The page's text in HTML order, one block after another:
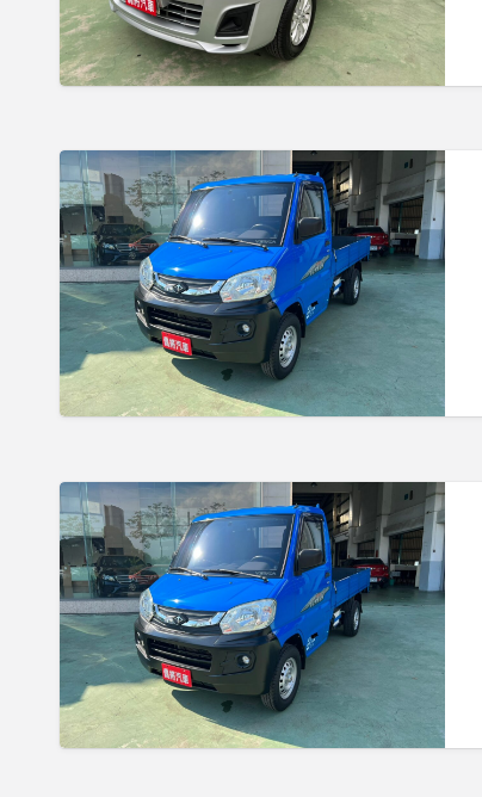
兩
用
張
哥
里
程
證
可
認
證
客
貨
用
張
【實
車
實
價】
18
菱
實
跑
千
9
一
手
車
原
件
【實
車
實
價】
18
菱
實
跑